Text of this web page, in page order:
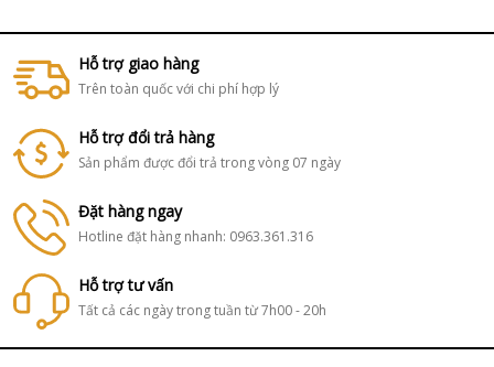
Hỗ trợ giao hàng
Trên toàn quốc với chi phí hợp lý
Hỗ trợ đổi trả hàng
Sản phẩm được đổi trả trong vòng 07 ngày
Đặt hàng ngay
Hotline đặt hàng nhanh: 0963.361.316
Hỗ trợ tư vấn
Tất cả các ngày trong tuần từ 7h00 - 20h